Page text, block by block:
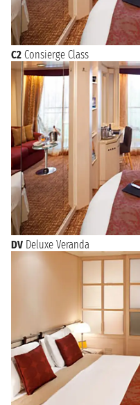
C2 Consierge Class
DV Deluxe Veranda